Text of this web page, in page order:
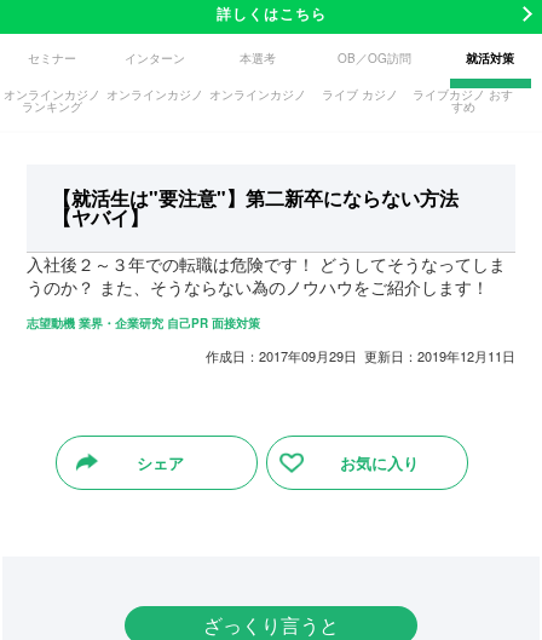
詳しくはこちら
セミナー インターン 本選考 OB／OG訪問 就活対策
オンラインカジノ
ランキング
オンラインカジノ オンラインカジノ ライブ カジノ ライブカジノ おす
すめ
【就活生は"要注意"】第二新卒にならない方法
【ヤバイ】
入社後２～３年での転職は危険です！ どうしてそうなってしま
うのか？ また、そうならない為のノウハウをご紹介します！
志望動機 業界・企業研究 自己PR 面接対策
作成日：2017年09月29日 更新日：2019年12月11日
シェア お気に入り
ざっくり言うと